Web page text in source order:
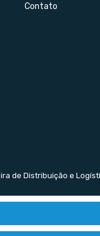
Contato
de Distribuição e